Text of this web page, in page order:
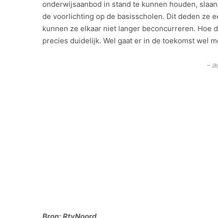
onderwijsaanbod in stand te kunnen houden,
de voorlichting op de basisscholen. Dit deden ze
kunnen ze elkaar niet langer beconcurreren. Hoe
precies duidelijk. Wel gaat er in de toekomst wel
-
Bron: RtvNoord